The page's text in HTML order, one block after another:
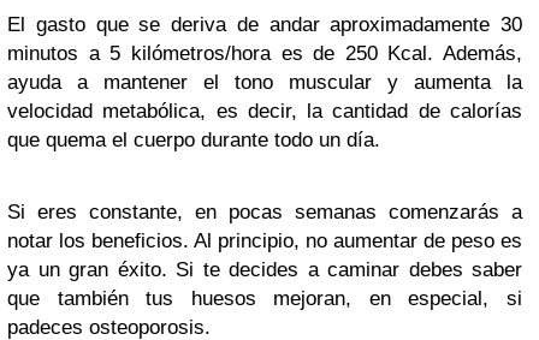
El gasto que se deriva de andar aproximadamente 30
minutos a 5 kilómetros/hora es de 250 Kcal. Además,
ayuda a mantener el tono muscular y aumenta la
velocidad metabólica, es decir, la cantidad de calorías
que quema el cuerpo durante todo un día.
Si eres constante, en pocas semanas comenzarás a
notar los beneficios. Al principio, no aumentar de peso es
ya un gran éxito. Si te decides a caminar debes saber
que también tus huesos mejoran, en especial, si
padeces osteoporosis.